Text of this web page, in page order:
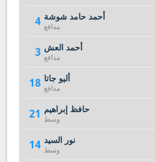
4 أحمد حامد شوشة
مدافع
3 أحمد العش
مدافع
18 أليو جاتا
مدافع
21 حافظ إبراهيم
وسط
14 نور السيد
وسط